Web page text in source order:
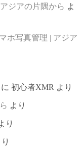
ジアの片隅から よ
ホ写真管理 | アジア
に 初心者XMR より
より
り